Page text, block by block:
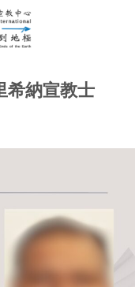
希納宣教士